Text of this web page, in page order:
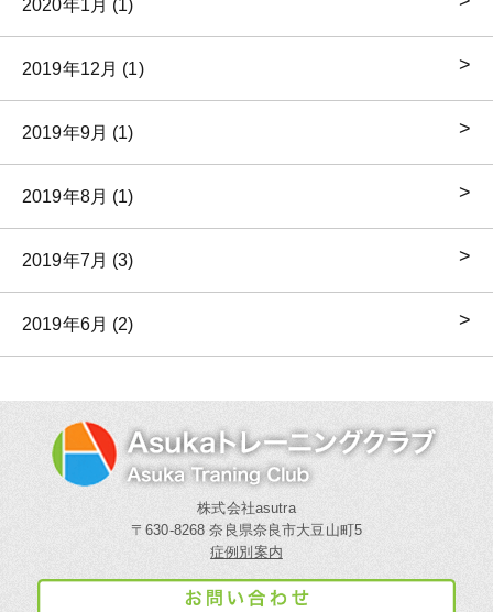
2020年1月 (1)
2019年12月 (1)
2019年9月 (1)
2019年8月 (1)
2019年7月 (3)
2019年6月 (2)
株式会社asutra
〒630-8268 奈良県奈良市大豆山町5
症例別案内